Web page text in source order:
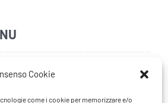
Cookie
come i cookie per memorizzare e/o